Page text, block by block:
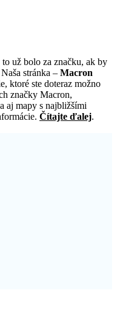
už bolo za značku, ak by
stránka – Macron
ktoré ste doteraz možno
značky Macron,
aj mapy s najbližšími
Čítajte ďalej.